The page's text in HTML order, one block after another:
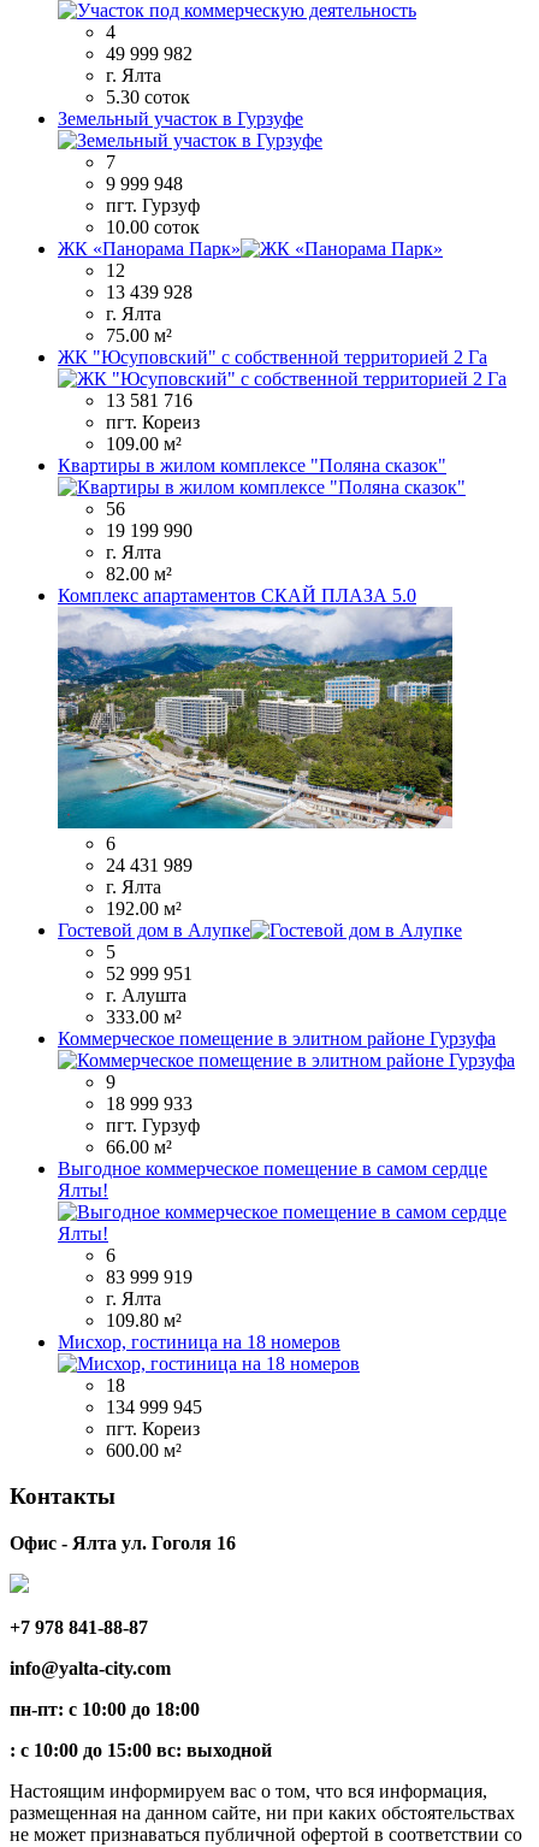
4
49 999 982
г. Ялта
5.30 соток
Земельный участок в Гурзуфе
7
9 999 948
пгт. Гурзуф
10.00 соток
ЖК «Панорама Парк»
12
13 439 928
г. Ялта
75.00 м²
ЖК "Юсуповский" с собственной территорией 2 Га
13 581 716
пгт. Кореиз
109.00 м²
Квартиры в жилом комплексе "Поляна сказок"
56
19 199 990
г. Ялта
82.00 м²
Комплекс апартаментов СКАЙ ПЛАЗА 5.0
6
24 431 989
г. Ялта
192.00 м²
Гостевой дом в Алупке
5
52 999 951
г. Алушта
333.00 м²
Коммерческое помещение в элитном районе Гурзуфа
9
18 999 933
пгт. Гурзуф
66.00 м²
Выгодное коммерческое помещение в самом сердце
Ялты!
6
83 999 919
г. Ялта
109.80 м²
Мисхор, гостиница на 18 номеров
18
134 999 945
пгт. Кореиз
600.00 м²
Контакты
Офис - Ялта ул. Гоголя 16
+7 978 841-88-87
info@yalta-city.com
пн-пт: с 10:00 до 18:00
: с 10:00 до 15:00 вс: выходной
Настоящим информируем вас о том, что вся информация,
размещенная на данном сайте, ни при каких обстоятельствах
не может признаваться публичной офертой в соответствии со